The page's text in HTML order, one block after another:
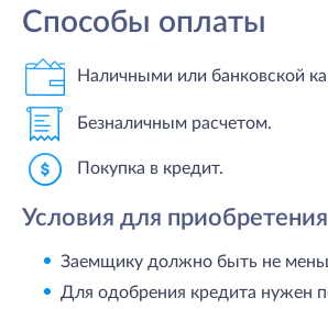
Способы оплаты
Наличными или банковской
Безналичным расчетом.
Покупка в кредит.
Условия для
Заемщику должно быть не
Для одобрения кредита нужен